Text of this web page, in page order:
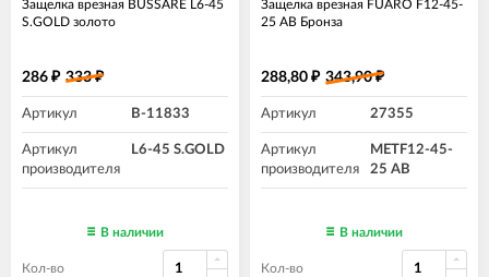
Защелка врезная BUSSARE L6-45
S.GOLD золото
286 ₽ 333₽
Артикул B-11833
Артикул
производителя
L6-45 S.GOLD
В наличии
Кол-во
Защелка врезная FUARO F12-45-
25 AB Бронза
288,80 ₽ 343,90₽
Артикул 27355
Артикул
производителя
METF12-45-
25 AB
В наличии
Кол-во